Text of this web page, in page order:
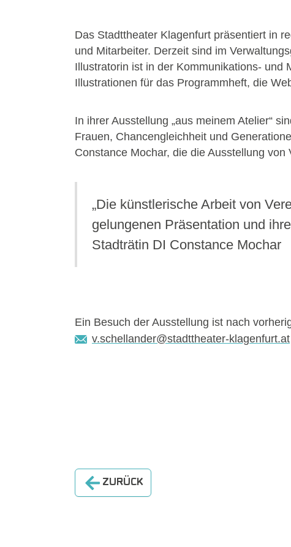
Das Stadttheater Klagenfurt präsentiert in
und Mitarbeiter. Derzeit sind im
Illustratorin ist in der Kommunikations- und
Illustrationen für das Programmheft, die
In ihrer Ausstellung „aus meinem Atelier“
Frauen, Chancengleichheit und
Constance Mochar, die die Ausstellung
„Die künstlerische Arbeit von
gelungenen Präsentation und
Stadträtin DI Constance Mochar
Ein Besuch der Ausstellung ist nach
v.schellander@stadttheater-klagenfurt.at
ZURÜCK